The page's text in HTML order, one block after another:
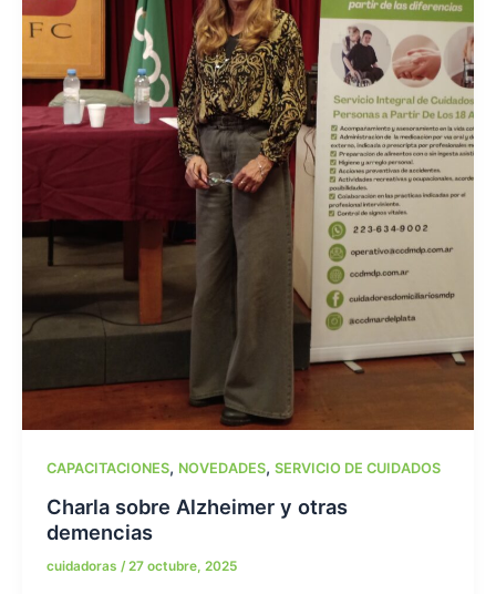
CAPACITACIONES, NOVEDADES, SERVICIO DE CUIDADOS
Charla sobre Alzheimer y otras
demencias
cuidadoras /27 octubre, 2025